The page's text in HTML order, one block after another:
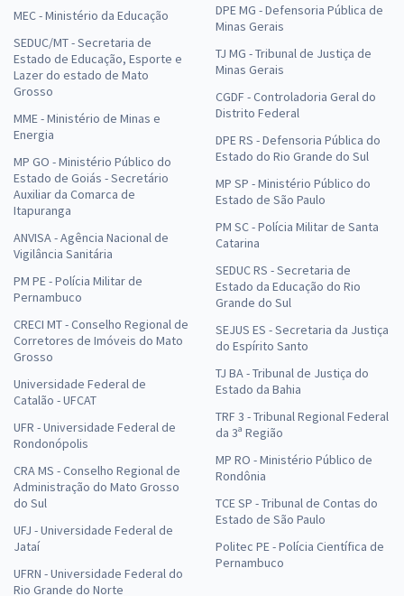
MEC - Ministério da Educação
SEDUC/MT - Secretaria de
Estado de Educação, Esporte e
Lazer do estado de Mato
Grosso
MME - Ministério de Minas e
Energia
MP GO - Ministério Público do
Estado de Goiás - Secretário
Auxiliar da Comarca de
Itapuranga
ANVISA - Agência Nacional de
Vigilância Sanitária
PM PE - Polícia Militar de
Pernambuco
CRECI MT - Conselho Regional de
Corretores de Imóveis do Mato
Grosso
Universidade Federal de
Catalão - UFCAT
UFR - Universidade Federal de
Rondonópolis
CRA MS - Conselho Regional de
Administração do Mato Grosso
do Sul
UFJ - Universidade Federal de
Jataí
UFRN - Universidade Federal do
Rio Grande do Norte
DPE MG - Defensoria Pública de
Minas Gerais
TJ MG - Tribunal de Justiça de
Minas Gerais
CGDF - Controladoria Geral do
Distrito Federal
DPE RS - Defensoria Pública do
Estado do Rio Grande do Sul
MP SP - Ministério Público do
Estado de São Paulo
PM SC - Polícia Militar de Santa
Catarina
SEDUC RS - Secretaria de
Estado da Educação do Rio
Grande do Sul
SEJUS ES - Secretaria da Justiça
do Espírito Santo
TJ BA - Tribunal de Justiça do
Estado da Bahia
TRF 3 - Tribunal Regional Federal
da 3ª Região
MP RO - Ministério Público de
Rondônia
TCE SP - Tribunal de Contas do
Estado de São Paulo
Politec PE - Polícia Científica de
Pernambuco